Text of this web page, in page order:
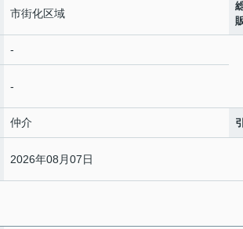
市街化区域
-
-
仲介
2026年08月07日